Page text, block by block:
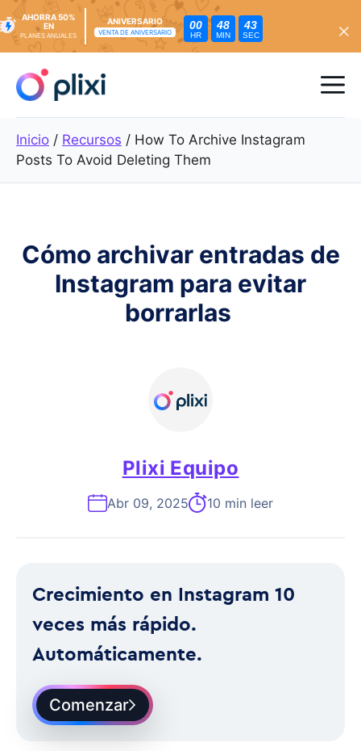
contenido
AHORRA 50%
EN
PLANES ANUALES
ANIVERSARIO
VENTA DE ANIVERSARIO
00
HR
48
MIN
41
SEC
Inicio / Recursos / How To Archive Instagram
Posts To Avoid Deleting Them
Cómo archivar entradas de
Instagram para evitar
borrarlas
Plixi Equipo
Abr 09, 2025 10 min leer
Crecimiento en Instagram 10
veces más rápido.
Automáticamente.
Comenzar